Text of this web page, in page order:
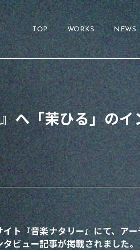
TOP WORKS NEWS
へ「茉ひる」の
ト『音楽ナタリー』にて、ア
ビュー記事が掲載されました。